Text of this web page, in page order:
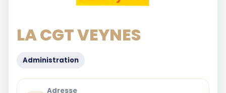
LA CGT VEYNES
Administration
Adresse